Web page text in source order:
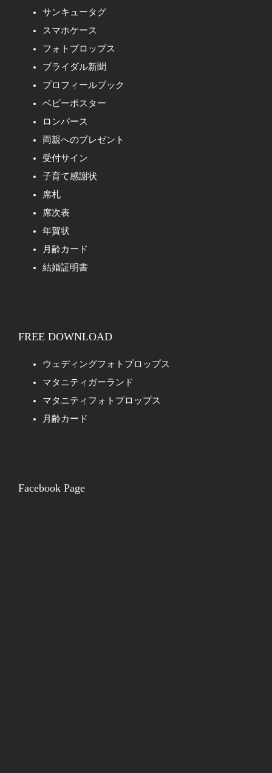
サンキュータグ
スマホケース
フォトプロップス
ブライダル新聞
プロフィールブック
ベビーポスター
ロンパース
両親へのプレゼント
受付サイン
子育て感謝状
席札
席次表
年賀状
月齢カード
結婚証明書
FREE DOWNLOAD
ウェディングフォトプロップス
マタニティガーランド
マタニティフォトプロップス
月齢カード
Facebook Page